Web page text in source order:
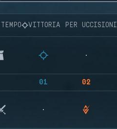
VITTORIA PER UCCISIONI
01 02